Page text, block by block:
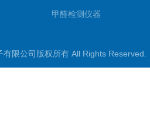
甲醛检测仪器
气体报警控制主机
有限公司版权所有 All Rights